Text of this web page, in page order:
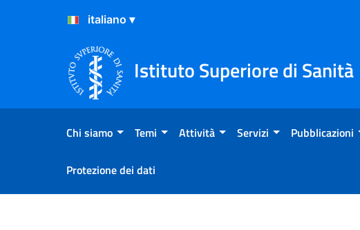
Salta al Contenuto
Salta al Footer
Istituto Superiore di Sanità
Chi siamo Temi Attività Servizi Pubblicazioni
Protezione dei dati